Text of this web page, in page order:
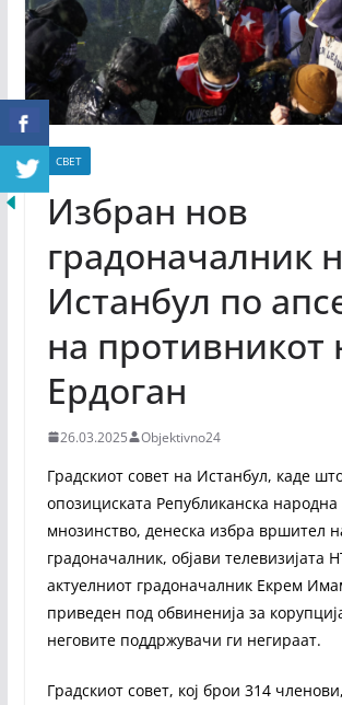
СВЕТ
Избран нов
градоначалник
Истанбул по
на противникот
Ердоган
26.03.2025 Objektivno24
Градскиот совет на Истанбул, каде
опозициската Републиканска
мнозинство, денеска избра вршител
градоначалник, објави телевизијата
актуелниот градоначалник Екрем
приведен под обвиненија за
неговите поддржувачи ги негираат.
Градскиот совет, кој брои 314